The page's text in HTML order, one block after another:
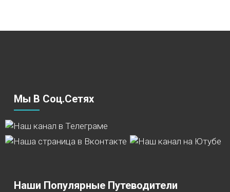
Мы В Соц.сетях
Наши Популярные Путеводители